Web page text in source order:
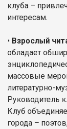
клуба –
интересам.
• Взрослый
обладает
массовые
литературно-
Руководитель
Клуб
города –